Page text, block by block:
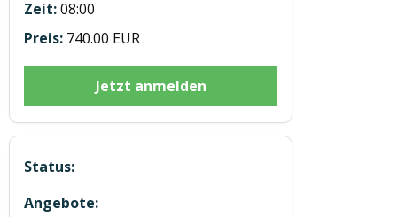
08:00
740.00 EUR
Jetzt anmelden